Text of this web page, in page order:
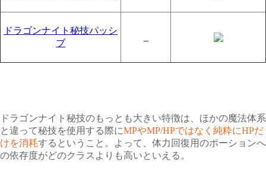
ドラゴンナイト秘技パッシ
ブ
ドラゴンナイト秘技のもっとも大きい特徴は、ほかの魔法体系
と違って秘技を使用する際にMPやMP/HPではなく純粋にHPだ
けを消耗するということ。よって、体力回復用のポーションへ
の依存度がどのクラスよりも高いといえる。